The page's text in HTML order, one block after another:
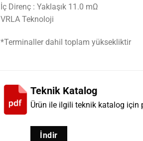
İç Direnç : Yaklaşık 11.0 mΩ
VRLA Teknoloji
*Terminaller dahil toplam yüksekliktir
Teknik Katalog
Ürün ile ilgili teknik katalog için
İndir